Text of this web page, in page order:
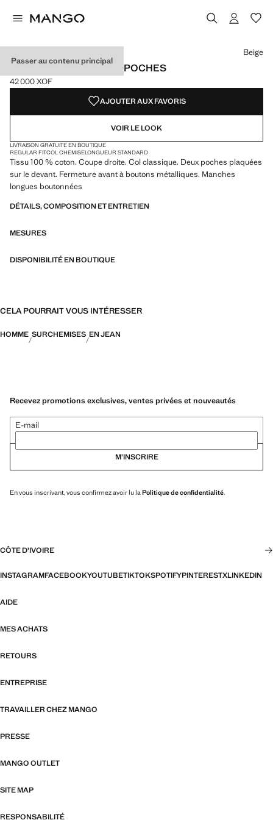
Passer au contenu principal
SURCHEMISE EN JEAN POCHES
Prix actuel [42 000 XOF ]
42 000 XOF
Choisissez une couleur
Couleur Bleu marine
Couleur Vert moyen
Couleur Beige sélectionnée
Beige
AJOUTER AUX FAVORIS
VOIR LE LOOK
LIVRAISON GRATUITE EN BOUTIQUE
REGULAR FITCOL CHEMISELONGUEUR STANDARD
Tissu 100 % coton. Coupe droite. Col classique. Deux poches plaquées
sur le devant. Fermeture avant à boutons métalliques. Manches
longues boutonnées
DÉTAILS, COMPOSITION ET ENTRETIEN
MESURES
DISPONIBILITÉ EN BOUTIQUE
CELA POURRAIT VOUS INTÉRESSER
HOMME SURCHEMISES EN JEAN
Recevez promotions exclusives, ventes privées et nouveautés
E-mail
M’INSCRIRE
En vous inscrivant, vous confirmez avoir lu la Politique de confidentialité.
CÔTE D'IVOIRE
INSTAGRAMFACEBOOKYOUTUBETIKTOKSPOTIFYPINTERESTXLINKEDIN
AIDE
MES ACHATS
RETOURS
ENTREPRISE
TRAVAILLER CHEZ MANGO
PRESSE
MANGO OUTLET
SITE MAP
RESPONSABILITÉ